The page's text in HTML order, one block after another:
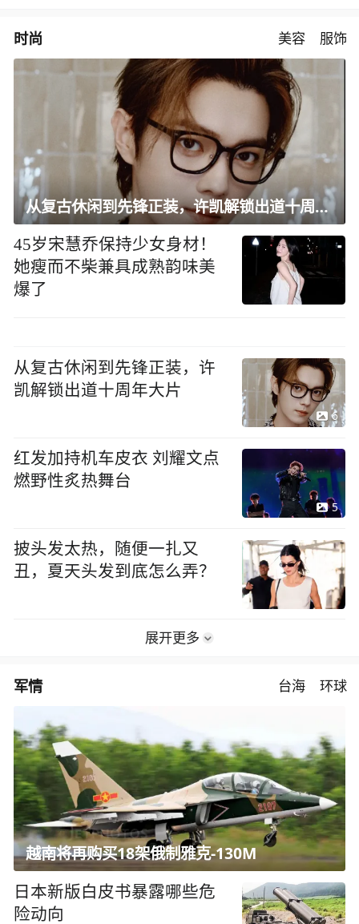
时尚 美容 服饰
从复古休闲到先锋正装，许凯解锁出道十周年大片
45岁宋慧乔保持少女身材！
她瘦而不柴兼具成熟韵味美
爆了
从复古休闲到先锋正装，许
凯解锁出道十周年大片
6
红发加持机车皮衣 刘耀文点
燃野性炙热舞台
5
披头发太热，随便一扎又
丑，夏天头发到底怎么弄？
展开更多
军情 台海 环球
越南将再购买18架俄制雅克-130M
日本新版白皮书暴露哪些危
险动向